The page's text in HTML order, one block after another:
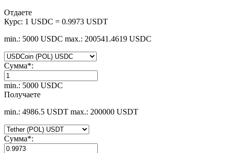
Отдаете
Курс: 1 USDC = 0.9973 USDT
min.: 5000 USDC max.: 200541.4619 USDC
Сумма*:
min.: 5000 USDC
Получаете
min.: 4986.5 USDT max.: 200000 USDT
Сумма*: